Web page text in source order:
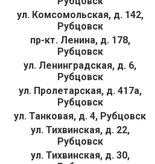
ул. Комсомольская, д. 142,
Рубцовск
пр-кт. Ленина, д. 178,
Рубцовск
ул. Ленинградская, д. 6,
Рубцовск
ул. Пролетарская, д. 417а,
Рубцовск
ул. Танковая, д. 4, Рубцовск
ул. Тихвинская, д. 22,
Рубцовск
ул. Тихвинская, д. 30,